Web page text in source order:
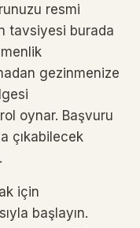
resmi
tavsiyesi burada
gezinmenize
oynar. Başvuru
çıkabilecek
için
başlayın.